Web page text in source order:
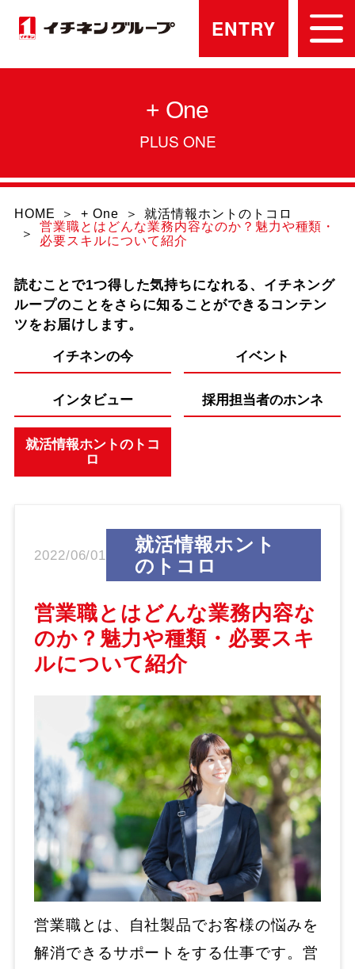
ENTRY
+ One
PLUS ONE
HOME + One
就活情報ホントのトコロ
営業職とはどんな業務内容なのか？魅力や種類・
必要スキルについて紹介
読むことで1つ得した気持ちになれる、イチネング
ループのことをさらに知ることができるコンテン
ツをお届けします。
イチネンの今 イベント
インタビュー 採用担当者のホンネ
就活情報ホントのトコ
ロ
2022/06/01
就活情報ホント
のトコロ
営業職とはどんな業務内容な
のか？魅力や種類・必要スキ
ルについて紹介
営業職とは、自社製品でお客様の悩みを
解消できるサポートをする仕事です。営